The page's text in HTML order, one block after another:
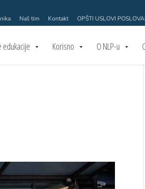
Naš tim Kontakt OPŠTI USLOVI
edukacije Korisno O NLP-u